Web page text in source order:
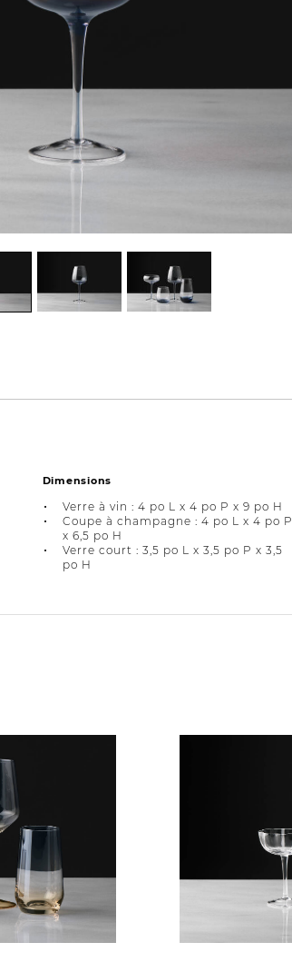
Dimensions
Verre à vin : 4 po L x 4 po P x 9 po H
Coupe à champagne : 4 po L x 4 po P
x 6,5 po H
Verre court : 3,5 po L x 3,5 po P x 3,5
po H